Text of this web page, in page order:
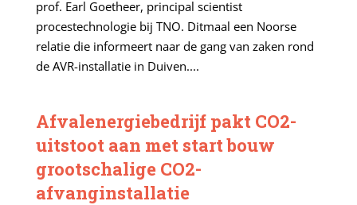
prof. Earl Goetheer, principal scientist
procestechnologie bij TNO. Ditmaal een Noorse
relatie die informeert naar de gang van zaken rond
de AVR-installatie in Duiven....
Afvalenergiebedrijf pakt CO2-
uitstoot aan met start bouw
grootschalige CO2-
afvanginstallatie